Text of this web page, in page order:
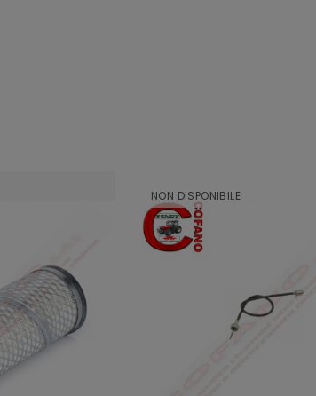
NON DISPONIBILE